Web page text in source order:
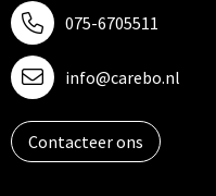
075-6705511
info@carebo.nl
Contacteer ons